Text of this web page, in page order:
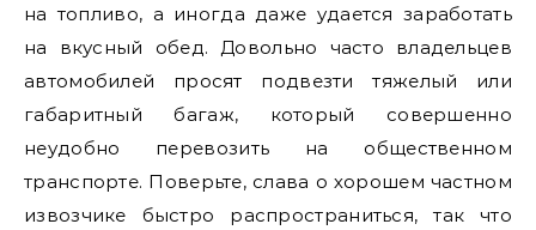
на топливо, а иногда даже удается заработать
на вкусный обед. Довольно часто владельцев
автомобилей просят подвезти тяжелый или
габаритный багаж, который совершенно
неудобно перевозить на общественном
транспорте. Поверьте, слава о хорошем частном
извозчике быстро распространиться, так что